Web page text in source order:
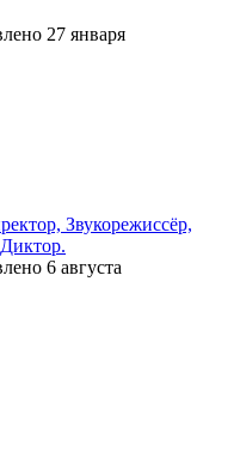
27 января
Звукорежиссёр,
6 августа